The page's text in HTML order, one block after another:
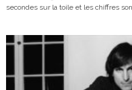
secondes sur la toile et les chiffres